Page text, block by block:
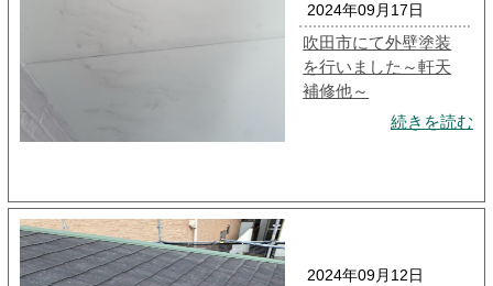
2024年09月17日
吹田市にて外壁塗装
を行いました～軒天
補修他～
続きを読む
2024年09月12日